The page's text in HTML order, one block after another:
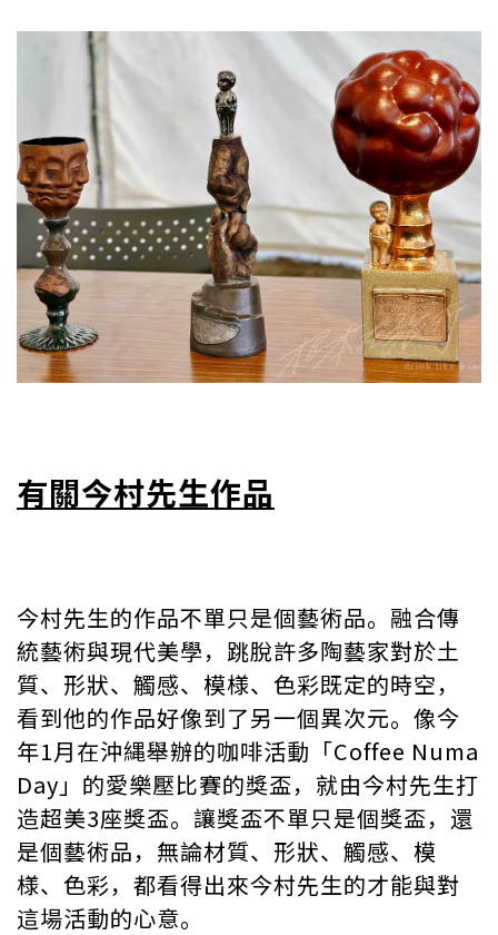
有關今村先生作品
今村先生的作品不單只是個藝術品。融合傳
統藝術與現代美學，跳脫許多陶藝家對於土
質、形狀、觸感、模様、色彩既定的時空，
看到他的作品好像到了另一個異次元。像今
年1月在沖縄舉辦的咖啡活動「Coffee Numa
Day」的愛樂壓比賽的獎盃，就由今村先生打
造超美3座獎盃。讓獎盃不單只是個獎盃，還
是個藝術品，無論材質、形狀、觸感、模
様、色彩，都看得出來今村先生的才能與對
這場活動的心意。